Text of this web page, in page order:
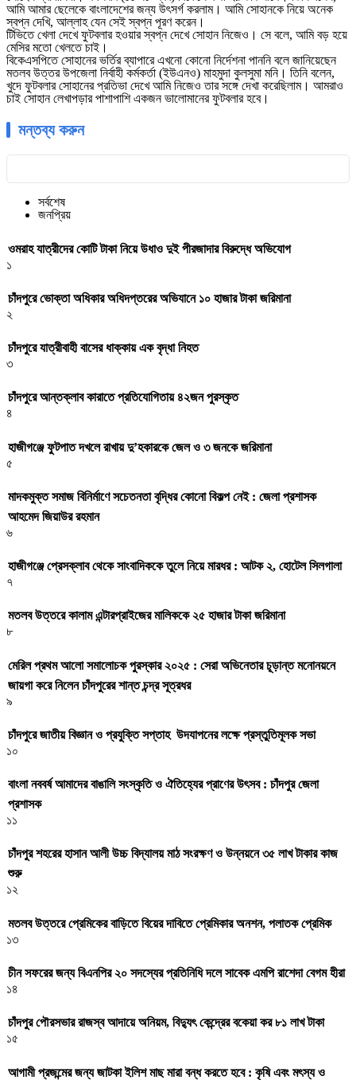
আমি আমার ছেলেকে বাংলাদেশের জন্য উৎসর্গ করলাম। আমি সোহানকে নিয়ে অনেক
স্বপ্ন দেখি, আল্লাহ যেন সেই স্বপ্ন পূরণ করেন।
টিভিতে খেলা দেখে ফুটবলার হওয়ার স্বপ্ন দেখে সোহান নিজেও। সে বলে, আমি বড় হয়ে
মেসির মতো খেলতে চাই।
বিকেএসপিতে সোহানের ভর্তির ব্যাপারে এখনো কোনো নির্দেশনা পাননি বলে জানিয়েছেন
মতলব উত্তর উপজেলা নির্বাহী কর্মকর্তা (ইউএনও) মাহমুদা কুলসুমা মনি। তিনি বলেন,
খুদে ফুটবলার সোহানের প্রতিভা দেখে আমি নিজেও তার সঙ্গে দেখা করেছিলাম। আমরাও
চাই সোহান লেখাপড়ার পাশাপাশি একজন ভালোমানের ফুটবলার হবে।
মন্তব্য করুন
সর্বশেষ
জনপ্রিয়
ওমরাহ যাত্রীদের কোটি টাকা নিয়ে উধাও দুই পীরজাদার বিরুদ্ধে অভিযোগ
১
চাঁদপুরে ভোক্তা অধিকার অধিদপ্তরের অভিযানে ১০ হাজার টাকা জরিমানা
২
চাঁদপুরে যাত্রীবাহী বাসের ধাক্কায় এক বৃদ্ধা নিহত
৩
চাঁদপুরে আন্তক্লাব কারাতে প্রতিযোগিতায় ৪২জন পুরস্কৃত
৪
হাজীগঞ্জে ফুটপাত দখলে রাখায় দু’হকারকে জেল ও ৩ জনকে জরিমানা
৫
মাদকমুক্ত সমাজ বিনির্মাণে সচেতনতা বৃদ্ধির কোনো বিকল্প নেই : জেলা প্রশাসক
আহমেদ জিয়াউর রহমান
৬
হাজীগঞ্জে প্রেসক্লাব থেকে সাংবাদিককে তুলে নিয়ে মারধর : আটক ২, হোটেল সিলগালা
৭
মতলব উত্তরে কালাম এন্টারপ্রাইজের মালিককে ২৫ হাজার টাকা জরিমানা
৮
মেরিল প্রথম আলো সমালোচক পুরস্কার ২০২৫ : সেরা অভিনেতার চূড়ান্ত মনোনয়নে
জায়গা করে নিলেন চাঁদপুরের শান্ত চন্দ্র সূত্রধর
৯
চাঁদপুরে জাতীয় বিজ্ঞান ও প্রযুক্তি সপ্তাহ উদযাপনের লক্ষে প্রস্তুতিমূলক সভা
১০
বাংলা নববর্ষ আমাদের বাঙালি সংস্কৃতি ও ঐতিহ্যের প্রাণের উৎসব : চাঁদপুর জেলা
প্রশাসক
১১
চাঁদপুর শহরের হাসান আলী উচ্চ বিদ্যালয় মাঠ সংরক্ষণ ও উন্নয়নে ৩৫ লাখ টাকার কাজ
শুরু
১২
মতলব উত্তরে প্রেমিকের বাড়িতে বিয়ের দাবিতে প্রেমিকার অনশন, পলাতক প্রেমিক
১৩
চীন সফরের জন্য বিএনপির ২০ সদস্যের প্রতিনিধি দলে সাবেক এমপি রাশেদা বেগম হীরা
১৪
চাঁদপুর পৌরসভার রাজস্ব আদায়ে অনিয়ম, বিদ্যুৎ কেন্দ্রের বকেয়া কর ৮১ লাখ টাকা
১৫
আগামী প্রজন্মের জন্য জাটকা ইলিশ মাছ মারা বন্ধ করতে হবে : কৃষি এবং মৎস্য ও